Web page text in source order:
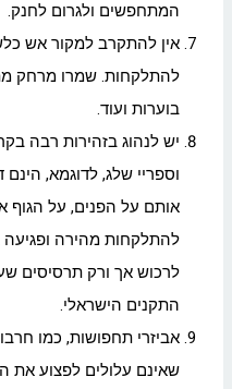
המתחפשים ולגרום לחנק.
אין להתקרב למקור אש
להתלקחות. שמרו מרחק
בוערות ועוד.
יש לנהוג בזהירות רבה
וספריי שלג, לדוגמא,
אותם על הפנים, על
להתלקחות מהירה ופגיעה
לרכוש אך ורק תרסיסים
התקנים הישראלי.
אביזרי תחפושות, כמו
שאינם עלולים לפצוע